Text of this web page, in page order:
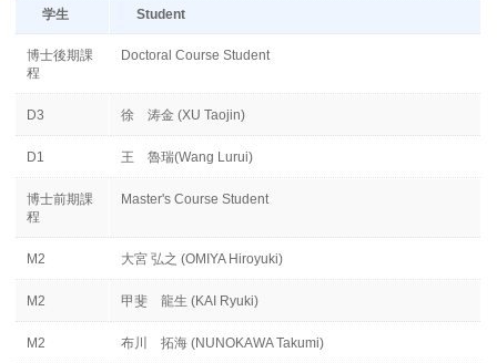
学生 Student
博士後期課
程
Doctoral Course Student
D3 徐 涛金 (XU Taojin)
D1 王 魯瑞(Wang Lurui)
博士前期課
程
Master's Course Student
M2 大宮 弘之 (OMIYA Hiroyuki)
M2 甲斐 龍生 (KAI Ryuki)
M2 布川 拓海 (NUNOKAWA Takumi)